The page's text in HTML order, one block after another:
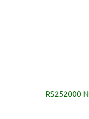
RS252000